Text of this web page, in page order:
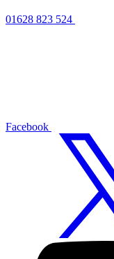
01628 823 524
Facebook